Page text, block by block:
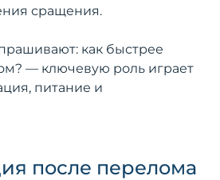
сращения.
как быстрее
— ключевую роль играет
питание и
после перелома